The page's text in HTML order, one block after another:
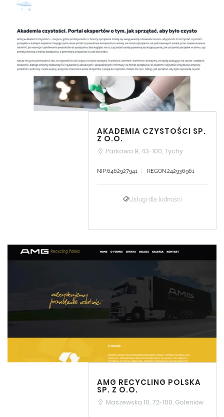
AKADEMIA CZYSTOŚCI SP.
Z O.O.
Parkowa 9, 43-100, Tychy
NIP:6462927941 REGON:242936961
Usługi dla ludności
AMG RECYCLING POLSKA
SP. Z O.O.
Maszewska 10, 72-100, Goleniów